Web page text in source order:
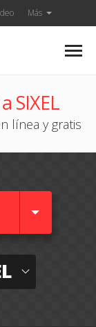
Más
SIXEL
línea y gratis